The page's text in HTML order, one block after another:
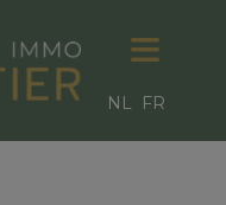
NL FR